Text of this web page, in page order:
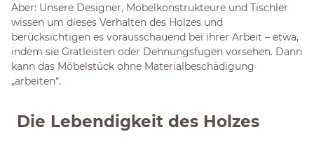
Aber: Unsere Designer, Möbelkonstrukteure und Tischler
wissen um dieses Verhalten des Holzes und
berücksichtigen es vorausschauend bei ihrer Arbeit – etwa,
indem sie Gratleisten oder Dehnungsfugen vorsehen. Dann
kann das Möbelstück ohne Materialbeschädigung
„arbeiten“.
Die Lebendigkeit des Holzes